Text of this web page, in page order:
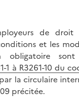
de
et les
obligatoire
1 à R3261-10 du
la circulaire
précitée.